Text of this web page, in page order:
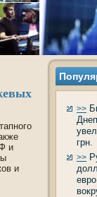
и
и
>>
грн.
>>